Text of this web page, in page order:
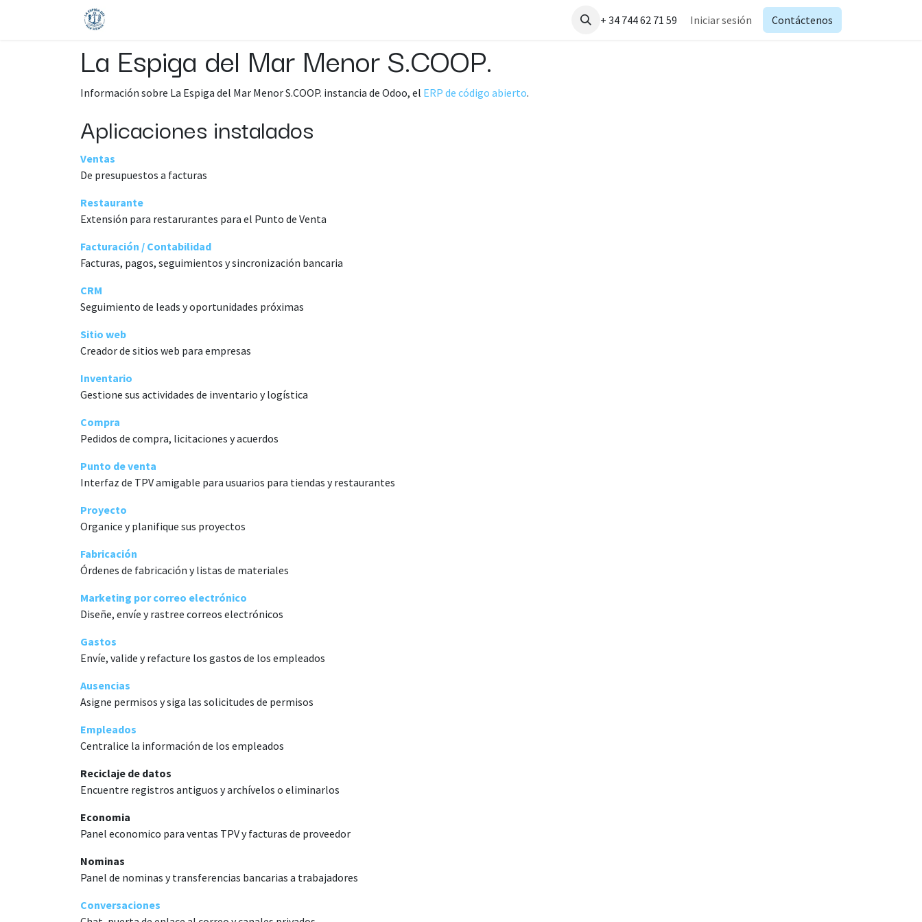
+ 34 744 62 71 59 Iniciar sesión Contáctenos
La Espiga del Mar Menor S.COOP.
Información sobre La Espiga del Mar Menor S.COOP. instancia de Odoo, el ERP de código abierto.
Aplicaciones instalados
Ventas
De presupuestos a facturas
Restaurante
Extensión para restarurantes para el Punto de Venta
Facturación / Contabilidad
Facturas, pagos, seguimientos y sincronización bancaria
CRM
Seguimiento de leads y oportunidades próximas
Sitio web
Creador de sitios web para empresas
Inventario
Gestione sus actividades de inventario y logística
Compra
Pedidos de compra, licitaciones y acuerdos
Punto de venta
Interfaz de TPV amigable para usuarios para tiendas y restaurantes
Proyecto
Organice y planifique sus proyectos
Fabricación
Órdenes de fabricación y listas de materiales
Marketing por correo electrónico
Diseñe, envíe y rastree correos electrónicos
Gastos
Envíe, valide y refacture los gastos de los empleados
Ausencias
Asigne permisos y siga las solicitudes de permisos
Empleados
Centralice la información de los empleados
Reciclaje de datos
Encuentre registros antiguos y archívelos o eliminarlos
Economia
Panel economico para ventas TPV y facturas de proveedor
Nominas
Panel de nominas y transferencias bancarias a trabajadores
Conversaciones